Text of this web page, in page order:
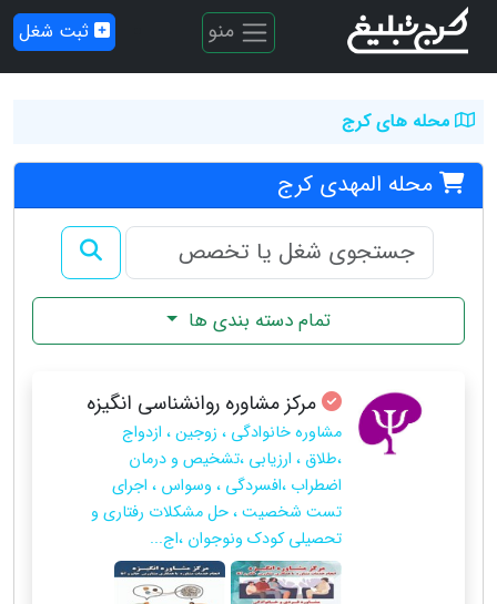
منو ثبت شغل
محله های کرج
محله المهدی کرج
تمام دسته بندی ها
مرکز مشاوره روانشناسی انگیزه
مشاوره خانوادگی ، زوجین ، ازدواج
،طلاق ، ارزیابی ،تشخیص و درمان
اضطراب ،افسردگی ، وسواس ، اجرای
تست شخصیت ، حل مشکلات رفتاری و
تحصیلی کودک ونوجوان ،اج...